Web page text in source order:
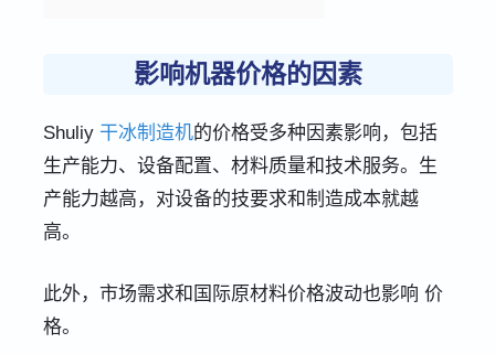
影响机器价格的因素
Shuliy 干冰制造机的价格受多种因素影响，包括
生产能力、设备配置、材料质量和技术服务。生
产能力越高，对设备的技要求和制造成本就越
高。
此外，市场需求和国际原材料价格波动也影响 价
格。